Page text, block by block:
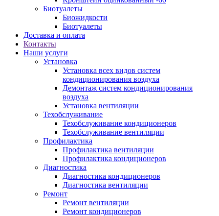
Биотуалеты
Биожидкости
Биотуалеты
Доставка и оплата
Контакты
Наши услуги
Установка
Установка всех видов систем
кондиционирования воздуха
Демонтаж систем кондиционирования
воздуха
Установка вентиляции
Техобслуживание
Техобслуживание кондиционеров
Техобслуживание вентиляции
Профилактика
Профилактика вентиляции
Профилактика кондиционеров
Диагностика
Диагностика кондиционеров
Диагностика вентиляции
Ремонт
Ремонт вентиляции
Ремонт кондиционеров